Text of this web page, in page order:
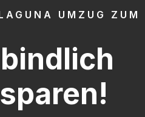
UMZUG ZUM